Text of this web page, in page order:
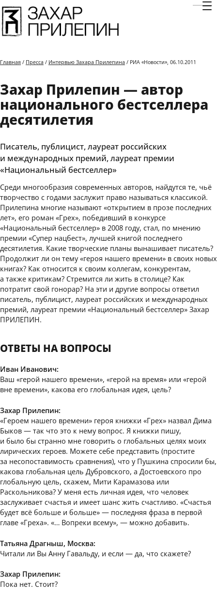
Главная / Пресса / Интервью Захара Прилепина / РИА «Новости», 06.10.2011
Захар Прилепин — автор
национального бестселлера
десятилетия
Писатель, публицист, лауреат российских
и международных премий, лауреат премии
«Национальный бестселлер»
Среди многообразия современных авторов, найдутся те, чьё
творчество с годами заслужит право называться классикой.
Прилепина многие называют «открытием в прозе последних
лет», его роман «Грех», победивший в конкурсе
«Национальный бестселлер» в 2008 году, стал, по мнению
премии «Супер нацбест», лучшей книгой последнего
десятилетия. Какие творческие планы вынашивает писатель?
Продолжит ли он тему «героя нашего времени» в своих новых
книгах? Как относится к своим коллегам, конкурентам,
а также критикам? Стремится ли жить в столице? Как
потратит свой гонорар? На эти и другие вопросы ответил
писатель, публицист, лауреат российских и международных
премий, лауреат премии «Национальный бестселлер» Захар
ПРИЛЕПИН.
ОТВЕТЫ НА ВОПРОСЫ
Иван Иванович:
Ваш «герой нашего времени», «герой на время» или «герой
вне времени», какова его глобальная идея, цель?
Захар Прилепин:
«Героем нашего времени» героя книжки «Грех» назвал Дима
Быков — так что это к нему вопрос. Я книжки пишу,
и было бы странно мне говорить о глобальных целях моих
лирических героев. Можете себе представить (простите
за несопоставимость сравнения), что у Пушкина спросили бы,
какова глобальная цель Дубровского, а Достоевского про
глобальную цель, скажем, Мити Карамазова или
Раскольникова? У меня есть личная идея, что человек
заслуживает счастья и имеет шанс жить счастливо. «Счастья
будет всё больше и больше» — последняя фраза в первой
главе «Греха». «… Вопреки всему», — можно добавить.
Татьяна Драгныш, Москва:
Читали ли Вы Анну Гавальду, и если — да, что скажете?
Захар Прилепин:
Пока нет. Стоит?